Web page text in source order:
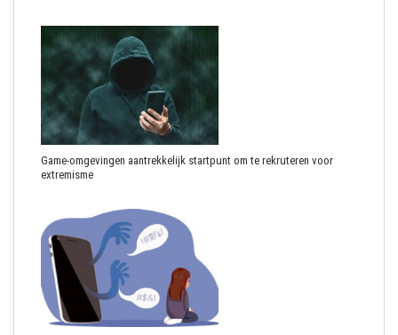
Game-omgevingen aantrekkelijk startpunt om te rekruteren voor
extremisme